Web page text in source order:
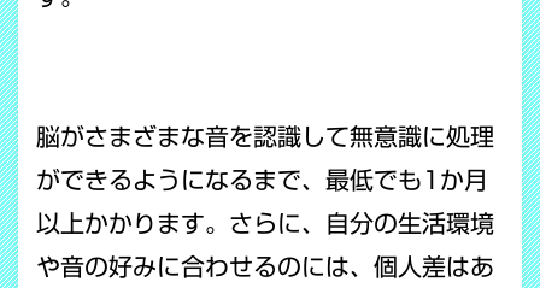
脳がさまざまな音を認識して無意識に処理
ができるようになるまで、最低でも1か月
以上かかります。さらに、自分の生活環境
や音の好みに合わせるのには、個人差はあ